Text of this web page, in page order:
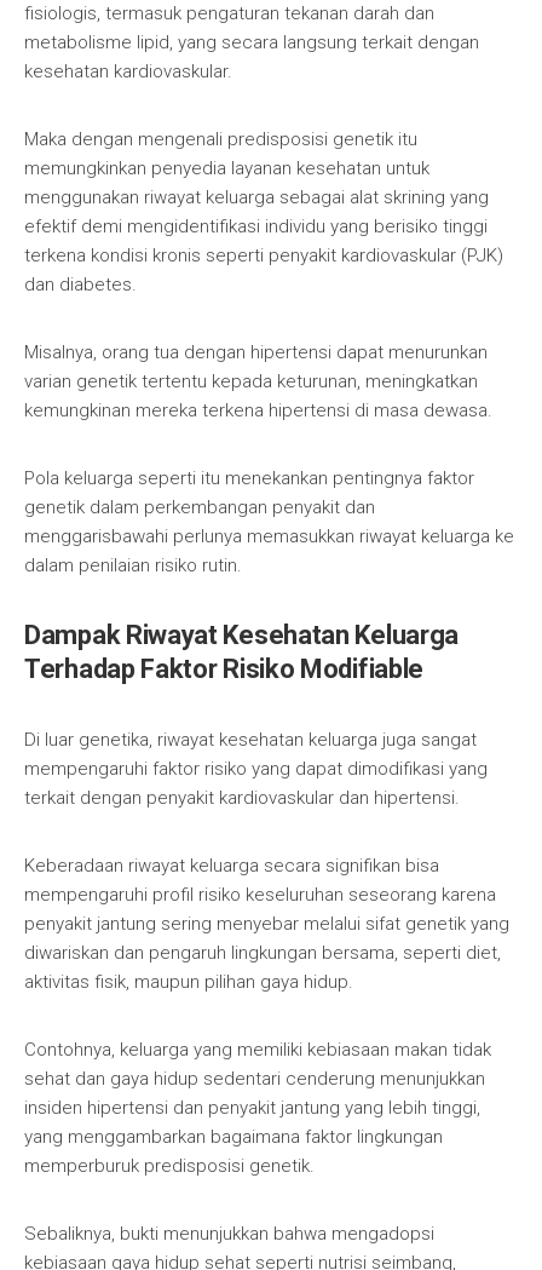
fisiologis, termasuk pengaturan tekanan darah dan
metabolisme lipid, yang secara langsung terkait dengan
kesehatan kardiovaskular.
Maka dengan mengenali predisposisi genetik itu
memungkinkan penyedia layanan kesehatan untuk
menggunakan riwayat keluarga sebagai alat skrining yang
efektif demi mengidentifikasi individu yang berisiko tinggi
terkena kondisi kronis seperti penyakit kardiovaskular (PJK)
dan diabetes.
Misalnya, orang tua dengan hipertensi dapat menurunkan
varian genetik tertentu kepada keturunan, meningkatkan
kemungkinan mereka terkena hipertensi di masa dewasa.
Pola keluarga seperti itu menekankan pentingnya faktor
genetik dalam perkembangan penyakit dan
menggarisbawahi perlunya memasukkan riwayat keluarga ke
dalam penilaian risiko rutin.
Dampak Riwayat Kesehatan Keluarga
Terhadap Faktor Risiko Modifiable
Di luar genetika, riwayat kesehatan keluarga juga sangat
mempengaruhi faktor risiko yang dapat dimodifikasi yang
terkait dengan penyakit kardiovaskular dan hipertensi.
Keberadaan riwayat keluarga secara signifikan bisa
mempengaruhi profil risiko keseluruhan seseorang karena
penyakit jantung sering menyebar melalui sifat genetik yang
diwariskan dan pengaruh lingkungan bersama, seperti diet,
aktivitas fisik, maupun pilihan gaya hidup.
Contohnya, keluarga yang memiliki kebiasaan makan tidak
sehat dan gaya hidup sedentari cenderung menunjukkan
insiden hipertensi dan penyakit jantung yang lebih tinggi,
yang menggambarkan bagaimana faktor lingkungan
memperburuk predisposisi genetik.
Sebaliknya, bukti menunjukkan bahwa mengadopsi
kebiasaan gaya hidup sehat seperti nutrisi seimbang,